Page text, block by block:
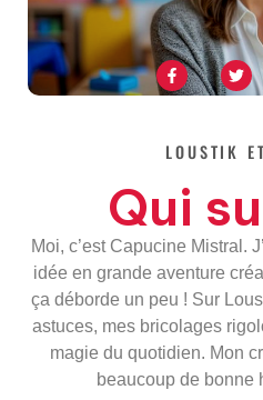
F
a
c
e
k
T
w
i
t
LOUSTIK
Qui
Moi, c’est Capucine Mistral.
idée en grande aventure
ça déborde un peu ! Sur
astuces, mes bricolages
magie du quotidien. Mon
beaucoup de bonne